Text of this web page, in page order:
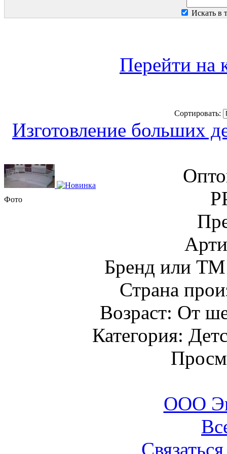
Искать в
Перейти на
Сортировать:
Изготовление больших
Фото
Бренд или
Страна
Возраст: От
Категория:
ООО